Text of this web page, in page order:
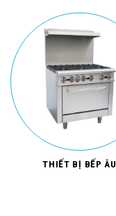
THIẾT BỊ BẾP ÂU